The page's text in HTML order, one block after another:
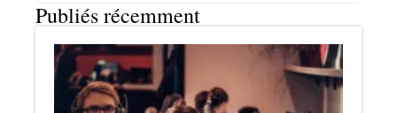
Publiés récemment